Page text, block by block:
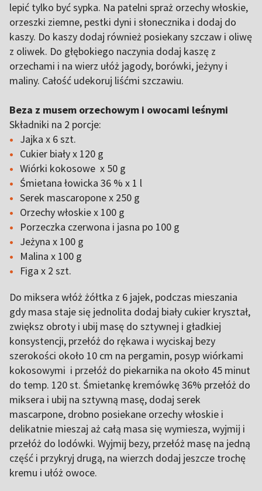
lepić tylko być sypka. Na patelni spraż orzechy włoskie,
orzeszki ziemne, pestki dyni i słonecznika i dodaj do
kaszy. Do kaszy dodaj również posiekany szczaw i oliwę
z oliwek. Do głębokiego naczynia dodaj kaszę z
orzechami i na wierz ułóż jagody, borówki, jeżyny i
maliny. Całość udekoruj liśćmi szczawiu.
Beza z musem orzechowym i owocami leśnymi
Składniki na 2 porcje:
Jajka x 6 szt.
Cukier biały x 120 g
Wiórki kokosowe x 50 g
Śmietana łowicka 36 % x 1 l
Serek mascaropone x 250 g
Orzechy włoskie x 100 g
Porzeczka czerwona i jasna po 100 g
Jeżyna x 100 g
Malina x 100 g
Figa x 2 szt.
Do miksera włóż żółtka z 6 jajek, podczas mieszania
gdy masa staje się jednolita dodaj biały cukier kryształ,
zwiększ obroty i ubij masę do sztywnej i gładkiej
konsystencji, przełóż do rękawa i wyciskaj bezy
szerokości około 10 cm na pergamin, posyp wiórkami
kokosowymi i przełóż do piekarnika na około 45 minut
do temp. 120 st. Śmietankę kremówkę 36% przełóż do
miksera i ubij na sztywną masę, dodaj serek
mascarpone, drobno posiekane orzechy włoskie i
delikatnie mieszaj aż całą masa się wymiesza, wyjmij i
przełóż do lodówki. Wyjmij bezy, przełóż masę na jedną
część i przykryj drugą, na wierzch dodaj jeszcze trochę
kremu i ułóż owoce.